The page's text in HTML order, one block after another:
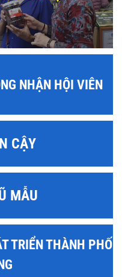
NHẬN HỘI VIÊN
CẬY
MẪU
TRIỂN THÀNH PHỐ